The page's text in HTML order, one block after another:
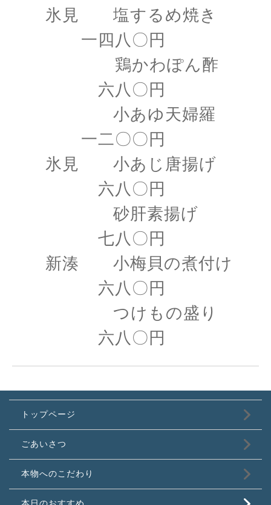
氷見 塩するめ焼き
一四八〇円
鶏かわぽん酢
六八〇円
小あゆ天婦羅
一二〇〇円
氷見 小あじ唐揚げ
六八〇円
砂肝素揚げ
七八〇円
新湊 小梅貝の煮付け
六八〇円
つけもの盛り
六八〇円
トップページ
ごあいさつ
本物へのこだわり